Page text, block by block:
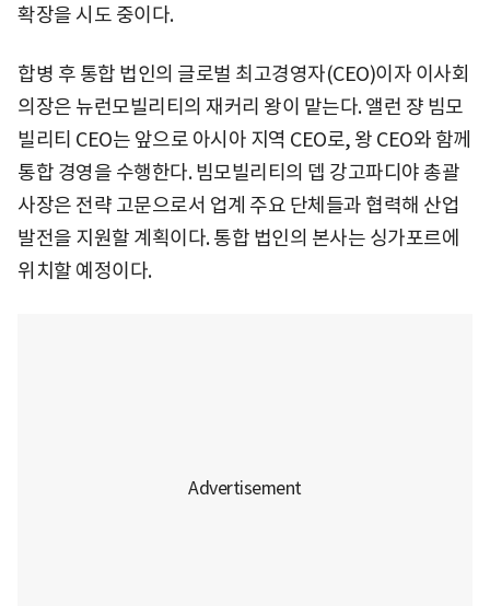
확장을 시도 중이다.
합병 후 통합 법인의 글로벌 최고경영자(CEO)이자 이사회
의장은 뉴런모빌리티의 재커리 왕이 맡는다. 앨런 쟝 빔모
빌리티 CEO는 앞으로 아시아 지역 CEO로, 왕 CEO와 함께
통합 경영을 수행한다. 빔모빌리티의 뎁 강고파디야 총괄
사장은 전략 고문으로서 업계 주요 단체들과 협력해 산업
발전을 지원할 계획이다. 통합 법인의 본사는 싱가포르에
위치할 예정이다.